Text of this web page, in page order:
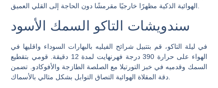
سندويشات التاكو السمك الأسود
في ليلة التاكو، قم بتتبيل شرائح الفيليه بالبهارات السوداء واقليها في
الهواء على حرارة 390 درجة فهرنهايت لمدة 12 دقيقة. قومي بتقطيع
السمك وقدميه في خبز التورتيلا مع الصلصة الطازجة والأفوكادو. تضمن